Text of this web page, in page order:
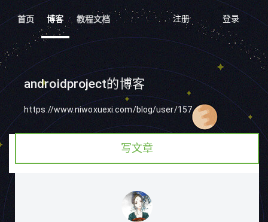
首页 博客 教程文档 登录
注册
androidproject的博客
https://www.niwoxuexi.com/blog/user/157
写文章